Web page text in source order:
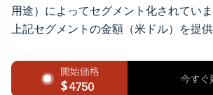
用途）によってセグメント化されてい
上記セグメントの金額（米ドル）を提供
4750